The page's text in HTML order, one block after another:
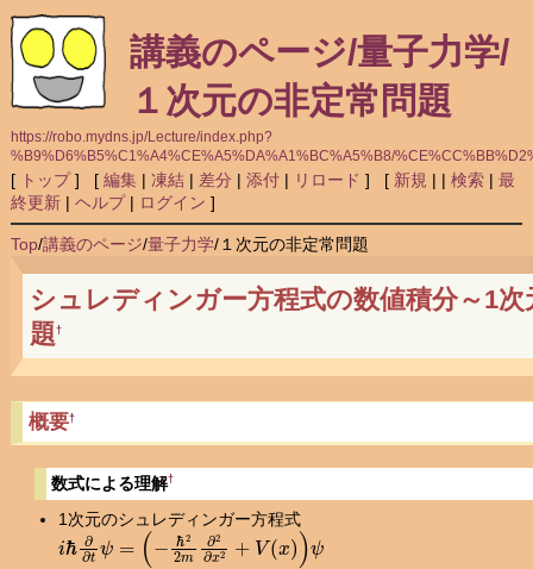
講義のページ/量子力学/
１次元の非定常問題
https://robo.mydns.jp/Lecture/index.php?
%B9%D6%B5%C1%A4%CE%A5%DA%A1%BC%A5%B8/
[ トップ] [ 編集| 凍結 | 差分 | 添付| リロード ] [ 新規 | | 検索| 最
終更新| ヘルプ| ログイン ]
Top/講義のページ/量子力学/１次元の非定常問題
シュレディンガー方程式の数値積分～1
題†
概要†
数式による理解†
1次元のシュレディンガー方程式
iℏ∂ ∂t ψ ℏ m 2∂ 2 V(x ))ψ